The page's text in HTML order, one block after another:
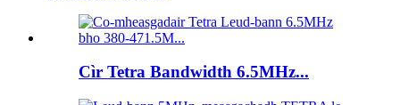
Cìr Tetra Bandwidth 6.5MHz...